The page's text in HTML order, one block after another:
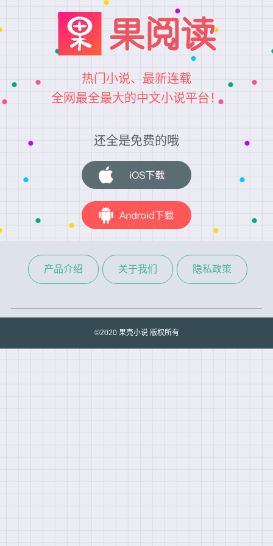
热门小说、最新连载
全网最全最大的中文小说平台！
还全是免费的哦
产品介绍 关于我们 隐私政策
©2020 果壳小说 版权所有